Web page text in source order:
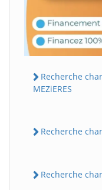
Recherche
MEZiERES
Recherche
Recherche